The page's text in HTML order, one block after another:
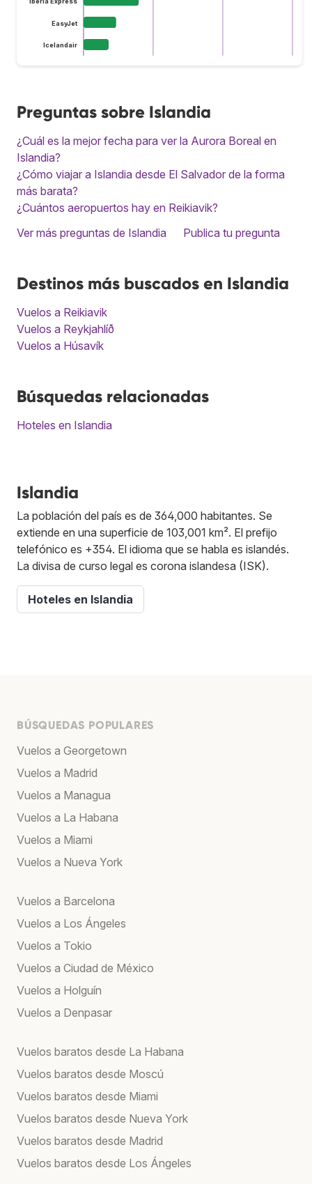
EasyJet
Icelandair
Preguntas sobre Islandia
¿Cuál es la mejor fecha para ver la Aurora Boreal en
Islandia?
¿Cómo viajar a Islandia desde El Salvador de la forma
más barata?
¿Cuántos aeropuertos hay en Reikiavik?
Ver más preguntas de Islandia
Publica tu pregunta
Destinos más buscados en Islandia
Vuelos a Reikiavik
Vuelos a Reykjahlíð
Vuelos a Húsavík
Búsquedas relacionadas
Hoteles en Islandia
Islandia
La población del país es de 364,000 habitantes. Se
extiende en una superficie de 103,001 km². El prefijo
telefónico es +354. El idioma que se habla es islandés.
La divisa de curso legal es corona islandesa (ISK).
Hoteles en Islandia
BÚSQUEDAS POPULARES
Vuelos a Georgetown
Vuelos a Madrid
Vuelos a Managua
Vuelos a La Habana
Vuelos a Miami
Vuelos a Nueva York
Vuelos a Barcelona
Vuelos a Los Ángeles
Vuelos a Tokio
Vuelos a Ciudad de México
Vuelos a Holguín
Vuelos a Denpasar
Vuelos baratos desde La Habana
Vuelos baratos desde Moscú
Vuelos baratos desde Miami
Vuelos baratos desde Nueva York
Vuelos baratos desde Madrid
Vuelos baratos desde Los Ángeles